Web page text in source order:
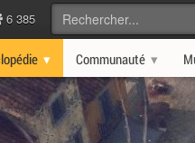
6 385
Communauté